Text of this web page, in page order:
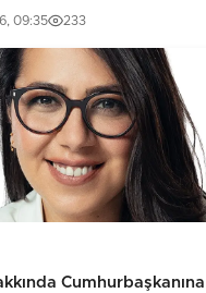
09:35 233